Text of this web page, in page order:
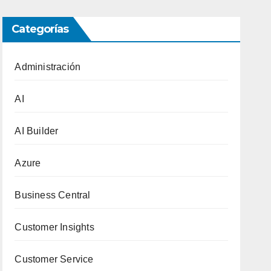
Categorías
Administración
AI
AI Builder
Azure
Business Central
Customer Insights
Customer Service